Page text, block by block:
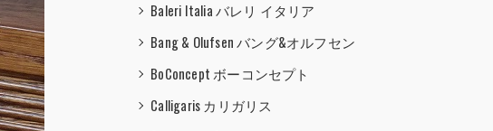
Baleri Italia バレリ イタリア
Bang & Olufsen バング&オルフセン
BoConcept ボーコンセプト
Calligaris カリガリス